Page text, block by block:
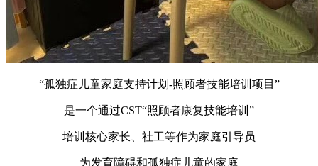
“孤独症儿童家庭支持计划-照顾者技能培训项目”
是一个通过CST“照顾者康复技能培训”
培训核心家长、社工等作为家庭引导员
为发育障碍和孤独症儿童的家庭